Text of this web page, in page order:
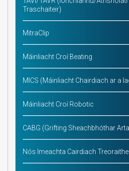
Traschaiteir)
MitraClip
Máinliacht Croí Beating
MICS (Máinliacht Chairdiach ar a
Máinliacht Croí Robotic
CABG (Grifting Sheachbhóthar
Nós Imeachta Cairdiach